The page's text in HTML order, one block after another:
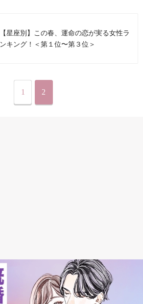
【星座別】この春、運命の恋が実る女性ラ
ンキング！＜第１位〜第３位＞
1 2